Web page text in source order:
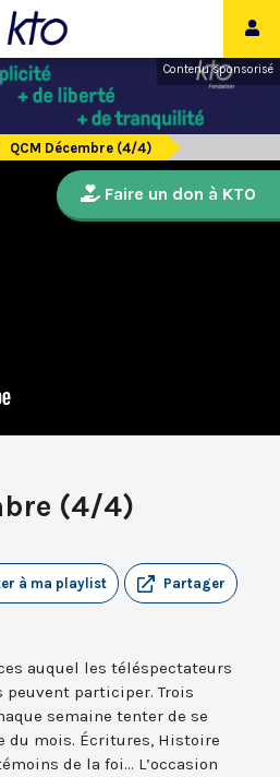
Contenu sponsorisé
QCM Décembre (4/4)
(4/4)
Partager
à ma playlist
auquel les téléspectateurs
participer. Trois
semaine tenter de se
du mois. Écritures, Histoire
de la foi... L’occasion
Faire un don à KTO